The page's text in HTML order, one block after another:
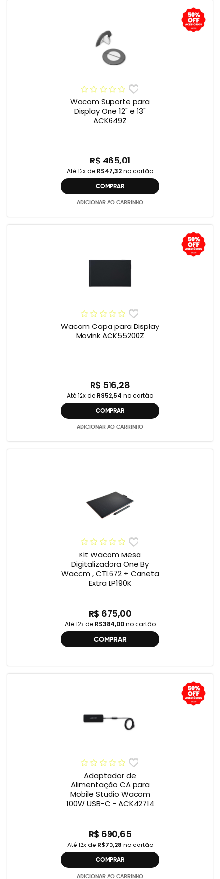
Wacom Suporte para
Display One 12" e 13"
ACK649Z
R$ 465,01
Até 12x de R$47,32no cartão
COMPRAR
ADICIONAR AO CARRINHO
Wacom Capa para Display
Movink ACK55200Z
R$ 516,28
Até 12x de R$52,54 no cartão
COMPRAR
ADICIONAR AO CARRINHO
Kit Wacom Mesa
Digitalizadora One By
Wacom , CTL672 + Caneta
Extra LP190K
R$ 675,00
Até 12x de R$384,00no cartão
COMPRAR
Adaptador de
Alimentação CA para
Mobile Studio Wacom
100W USB-C - ACK42714
R$ 690,65
Até 12x de R$70,28 no cartão
COMPRAR
ADICIONAR AO CARRINHO